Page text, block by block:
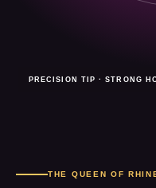
PRECISION TIP · STRONG
THE QUEEN OF